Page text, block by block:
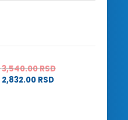
3,540.00RSDRaspon
2,832.00 RSDRaspon